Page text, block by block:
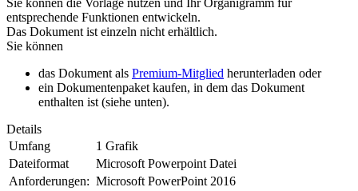
Sie können die Vorlage nutzen und Ihr Organigramm für
entsprechende Funktionen entwickeln.
Das Dokument ist einzeln nicht erhältlich.
Sie können
das Dokument als Premium-Mitglied herunterladen oder
ein Dokumentenpaket kaufen, in dem das Dokument
enthalten ist (siehe unten).
Details
Umfang
1 Grafik
Dateiformat
Microsoft Powerpoint Datei
Anforderungen: Microsoft PowerPoint 2016